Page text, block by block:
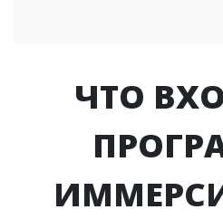
ЧТО